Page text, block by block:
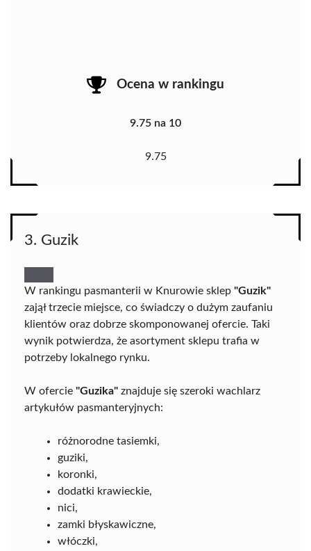
Ocena w rankingu
9.75 na 10
9.75
3. Guzik
W rankingu pasmanterii w Knurowie sklep "Guzik"
zajął trzecie miejsce, co świadczy o dużym zaufaniu
klientów oraz dobrze skomponowanej ofercie. Taki
wynik potwierdza, że asortyment sklepu trafia w
potrzeby lokalnego rynku.
W ofercie "Guzika" znajduje się szeroki wachlarz
artykułów pasmanteryjnych:
różnorodne tasiemki,
guziki,
koronki,
dodatki krawieckie,
nici,
zamki błyskawiczne,
włóczki,